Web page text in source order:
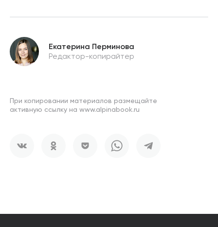
Екатерина Перминова
Редактор-копирайтер
При копировании материалов размещайте
активную ссылку на www.alpinabook.ru